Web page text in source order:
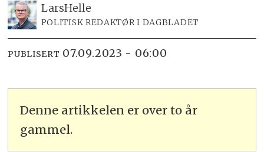
LarsHelle
POLITISK REDAKTØR I DAGBLADET
PUBLISERT 07.09.2023 - 06:00
Denne artikkelen er over to år
gammel.